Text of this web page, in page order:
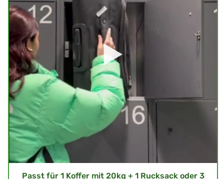
Passt für 1 Koffer mit 20kg + 1 Rucksack oder 3